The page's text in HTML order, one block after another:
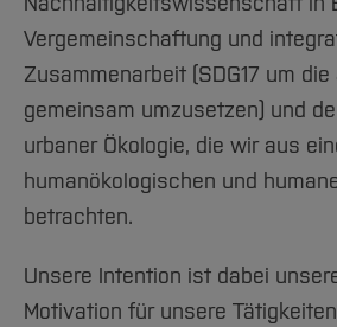
Vergemeinschaftung und
Zusammenarbeit (SDG17 um
gemeinsam umzusetzen) und
urbaner Ökologie, die wir aus
humanökologischen und
betrachten.
Unsere Intention ist dabei
Motivation für unsere